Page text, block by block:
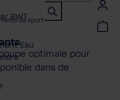
BWT
Eau
de sport
optimale pour
dans de